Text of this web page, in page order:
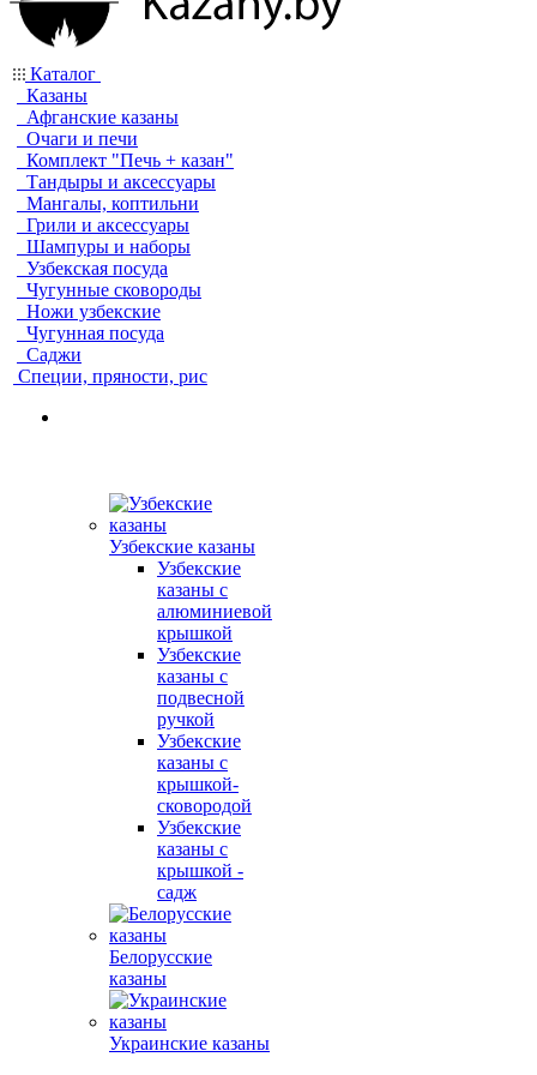
Каталог
Казаны
Афганские казаны
Очаги и печи
Комплект "Печь + казан"
Тандыры и аксессуары
Мангалы, коптильни
Грили и аксессуары
Шампуры и наборы
Узбекская посуда
Чугунные сковороды
Ножи узбекские
Чугунная посуда
Саджи
Специи, пряности, рис
Узбекские казаны
Узбекские
казаны с
алюминиевой
крышкой
Узбекские
казаны с
подвесной
ручкой
Узбекские
казаны с
крышкой-
сковородой
Узбекские
казаны с
крышкой -
садж
Белорусские
казаны
Украинские казаны